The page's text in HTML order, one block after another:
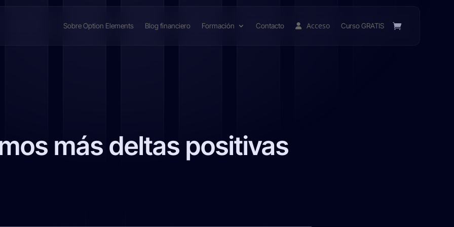
Sobre Option Elements Blog financiero Formación Contacto Acceso Curso GRATIS
más deltas positivas